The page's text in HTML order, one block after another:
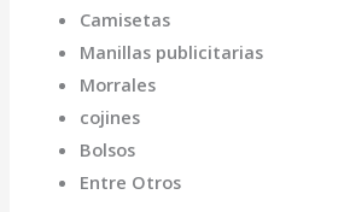
Camisetas
Manillas publicitarias
Morrales
cojines
Bolsos
Entre Otros